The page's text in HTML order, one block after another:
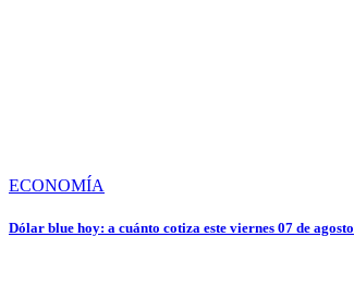
ECONOMÍA
Dólar blue hoy: a cuánto cotiza este viernes 07 de agosto